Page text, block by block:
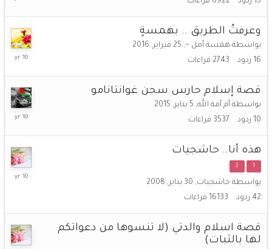
2016
وعرفتُ الطريق .. بهمسةٍ
بواسطة همسة أمل ~, 25 فبراير, 2016
16 ردود 2743 قراءات
27
قصة إسلام حارس سجن غوانتانامو
بواسطة أم أمة الله, 5 يناير, 2015
10 ردود 3537 قراءات
30
2016
هذه أنا.. حاشجيات
1
2
بواسطة حاشجيات, 30 يناير, 2008
42 ردود 16133 قراءات
15
قصة اسلام والدتي (لا تنسوها من دعواتكم
لها بالثبات)